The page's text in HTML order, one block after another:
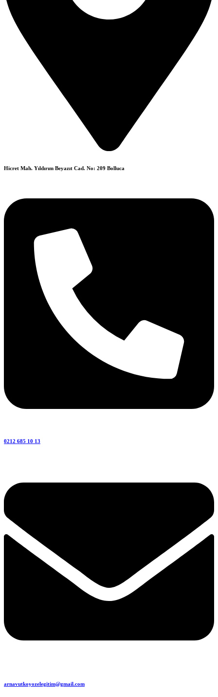
Hicret Mah. Yıldırım Beyazıt Cad. No: 209 Bolluca
0212 685 10 13
arnavutkoyozelegitim@gmail.com